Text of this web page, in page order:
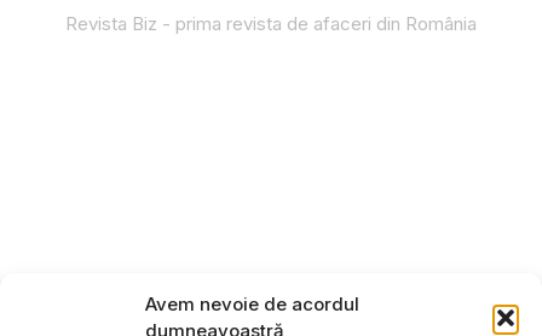
Avem nevoie de acordul
dumneavoastră
Revista Biz - prima revista de afaceri din România